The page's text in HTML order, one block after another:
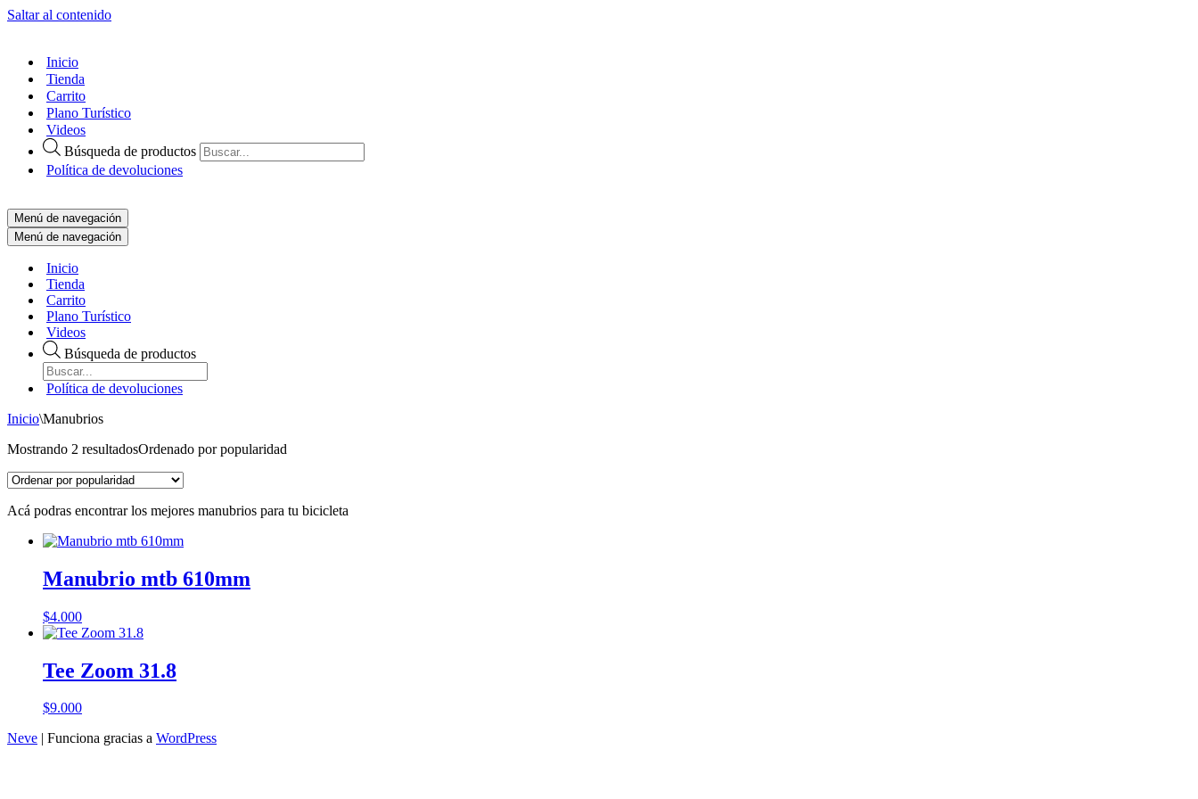
Saltar al contenido
Inicio
Tienda
Carrito
Plano Turístico
Videos
Búsqueda de productos
Política de devoluciones
Menú de navegación
Menú de navegación
Inicio
Tienda
Carrito
Plano Turístico
Videos
Búsqueda de productos
Política de devoluciones
Inicio\Manubrios
Mostrando 2 resultadosOrdenado por popularidad
Acá podras encontrar los mejores manubrios para tu bicicleta
Manubrio mtb 610mm
$4.000
Tee Zoom 31.8
$9.000
Neve | Funciona gracias a WordPress